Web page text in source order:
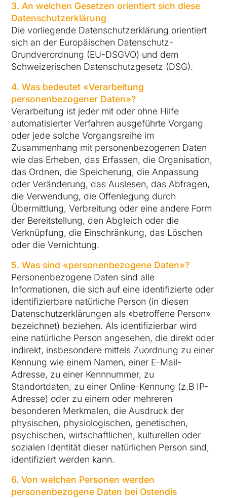
3. An welchen Gesetzen orientiert sich diese
Datenschutzerklärung
Die vorliegende Datenschutzerklärung orientiert
sich an der Europäischen Datenschutz-
Grundverordnung (EU-DSGVO) und dem
Schweizerischen Datenschutzgesetz (DSG).
4. Was bedeutet «Verarbeitung
personenbezogener Daten»?
Verarbeitung ist jeder mit oder ohne Hilfe
automatisierter Verfahren ausgeführte Vorgang
oder jede solche Vorgangsreihe im
Zusammenhang mit personenbezogenen Daten
wie das Erheben, das Erfassen, die Organisation,
das Ordnen, die Speicherung, die Anpassung
oder Veränderung, das Auslesen, das Abfragen,
die Verwendung, die Offenlegung durch
Übermittlung, Verbreitung oder eine andere Form
der Bereitstellung, den Abgleich oder die
Verknüpfung, die Einschränkung, das Löschen
oder die Vernichtung.
5. Was sind «personenbezogene Daten»?
Personenbezogene Daten sind alle
Informationen, die sich auf eine identifizierte oder
identifizierbare natürliche Person (in diesen
Datenschutzerklärungen als «betroffene Person»
bezeichnet) beziehen. Als identifizierbar wird
eine natürliche Person angesehen, die direkt oder
indirekt, insbesondere mittels Zuordnung zu einer
Kennung wie einem Namen, einer E-Mail-
Adresse, zu einer Kennnummer, zu
Standortdaten, zu einer Online-Kennung (z.B IP-
Adresse) oder zu einem oder mehreren
besonderen Merkmalen, die Ausdruck der
physischen, physiologischen, genetischen,
psychischen, wirtschaftlichen, kulturellen oder
sozialen Identität dieser natürlichen Person sind,
identifiziert werden kann.
6. Von welchen Personen werden
personenbezogene Daten bei Ostendis